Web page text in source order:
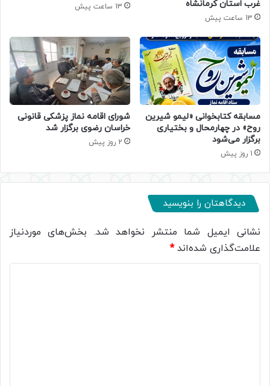
غرب استان کرمانشاه
13 ساعت پیش
13 ساعت پیش
مسابقه کتابخوانی «لیمو شیرین
روح» در چهارمحال و بختیاری
برگزار می‌شود
1 روز پیش
شورای اقامه نماز پزشکی قانونی
خراسان رضوی برگزار شد
2 روز پیش
دیدگاهتان را بنویسید
نشانی ایمیل شما منتشر نخواهد شد. بخش‌های موردنیاز
علامت‌گذاری شده‌اند*